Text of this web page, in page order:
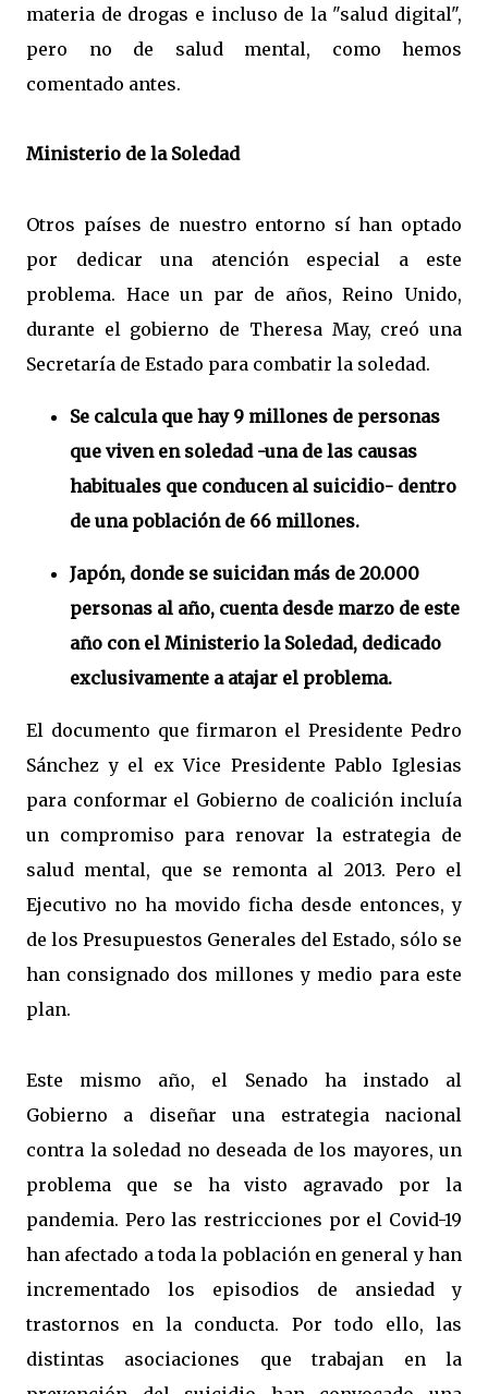
materia de drogas e incluso de la "salud digital",
pero no de salud mental, como hemos
comentado antes.
Ministerio de la Soledad
Otros países de nuestro entorno sí han optado
por dedicar una atención especial a este
problema. Hace un par de años, Reino Unido,
durante el gobierno de Theresa May, creó una
Secretaría de Estado para combatir la soledad.
Se calcula que hay 9 millones de personas
que viven en soledad -una de las causas
habituales que conducen al suicidio- dentro
de una población de 66 millones.
Japón, donde se suicidan más de 20.000
personas al año, cuenta desde marzo de este
año con el Ministerio la Soledad, dedicado
exclusivamente a atajar el problema.
El documento que firmaron el Presidente Pedro
Sánchez y el ex Vice Presidente Pablo Iglesias
para conformar el Gobierno de coalición incluía
un compromiso para renovar la estrategia de
salud mental, que se remonta al 2013. Pero el
Ejecutivo no ha movido ficha desde entonces, y
de los Presupuestos Generales del Estado, sólo se
han consignado dos millones y medio para este
plan.
Este mismo año, el Senado ha instado al
Gobierno a diseñar una estrategia nacional
contra la soledad no deseada de los mayores, un
problema que se ha visto agravado por la
pandemia. Pero las restricciones por el Covid-19
han afectado a toda la población en general y han
incrementado los episodios de ansiedad y
trastornos en la conducta. Por todo ello, las
distintas asociaciones que trabajan en la